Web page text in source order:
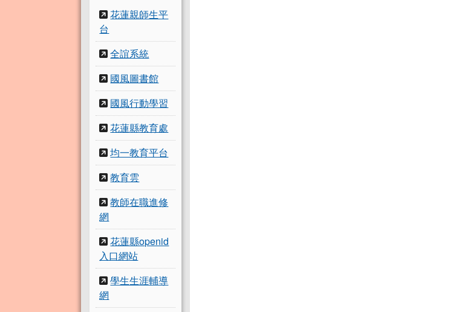
花蓮親師生平
台
全誼系統
國風圖書館
國風行動學習
花蓮縣教育處
均一教育平台
教育雲
教師在職進修
網
花蓮縣openid
入口網站
學生生涯輔導
網